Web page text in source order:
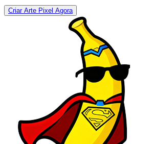
Criar Arte Pixel Agora